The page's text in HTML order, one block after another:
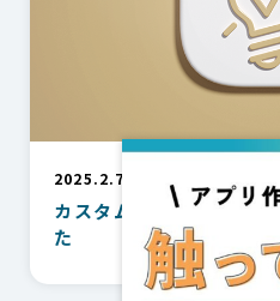
2025.2.7
カスタムAPIでAIチャッ
た